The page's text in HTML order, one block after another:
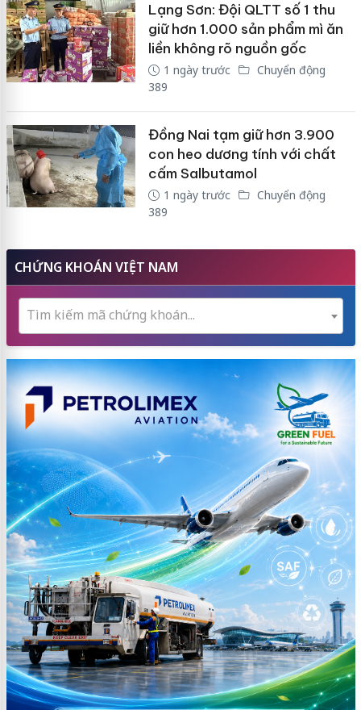
Lạng Sơn: Đội QLTT số 1 thu
giữ hơn 1.000 sản phẩm mì ăn
liền không rõ nguồn gốc
1 ngày trước
Chuyển động
389
Đồng Nai tạm giữ hơn 3.900
con heo dương tính với chất
cấm Salbutamol
1 ngày trước
Chuyển động
389
CHỨNG KHOÁN VIỆT NAM
Tìm kiếm mã chứng khoán...